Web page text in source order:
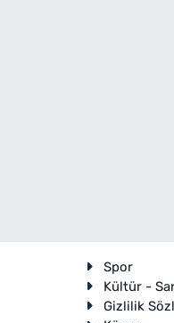
Spor
Kültür -
Gizlilik